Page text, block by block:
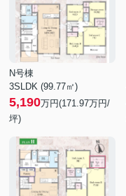
N号棟
3SLDK (99.77㎡)
5,190万円(171.97万円/
坪)